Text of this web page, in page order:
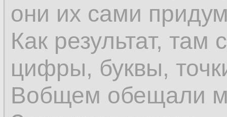
они их сами
Как результат, там
цифры, буквы,
Вобщем обещали